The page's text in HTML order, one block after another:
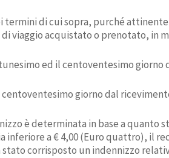
di cui sopra, purché
viaggio acquistato o prenotato, in
ed il centoventesimo
giorno dal
è determinata in base a quanto
inferiore a € 4,00 (Euro quattro), il
corrisposto un indennizzo